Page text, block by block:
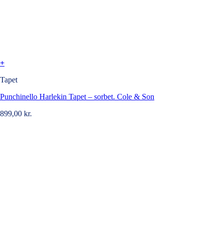
+
Tapet
Punchinello Harlekin Tapet – sorbet. Cole & Son
899,00 kr.